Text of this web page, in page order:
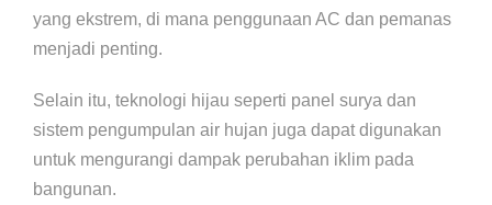
yang ekstrem, di mana penggunaan AC dan pemanas
menjadi penting.
Selain itu, teknologi hijau seperti panel surya dan
sistem pengumpulan air hujan juga dapat digunakan
untuk mengurangi dampak perubahan iklim pada
bangunan.